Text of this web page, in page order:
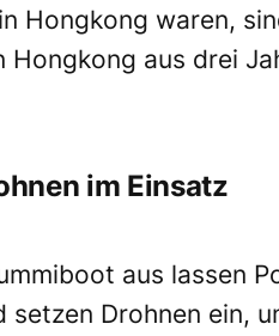
Hongkong waren,
aus drei
im Einsatz
aus lassen
setzen Drohnen ein,